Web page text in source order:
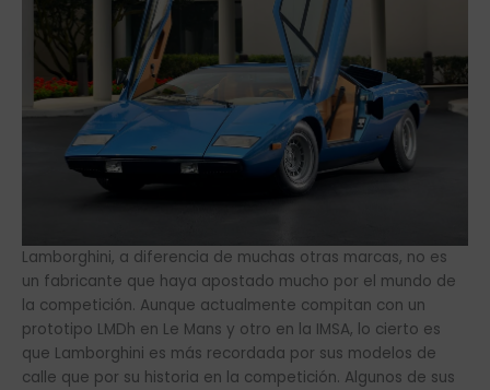
Lamborghini, a diferencia de muchas otras marcas, no es
un fabricante que haya apostado mucho por el mundo de
la competición. Aunque actualmente compitan con un
prototipo LMDh en Le Mans y otro en la IMSA, lo cierto es
que Lamborghini es más recordada por sus modelos de
calle que por su historia en la competición. Algunos de sus